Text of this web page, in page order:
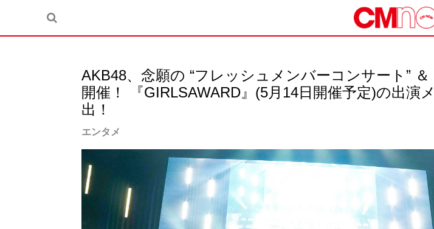
AKB48、念願の “フレッシュメンバーコンサート” ＆
開催！ 『GIRLSAWARD』(5⽉14⽇開催予定)の出演
出！
エンタメ